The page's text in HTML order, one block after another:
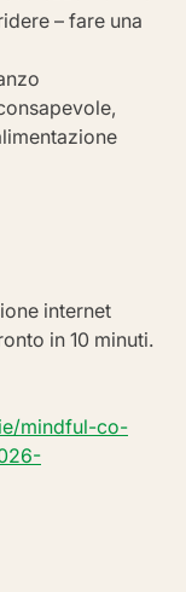
– fare una
internet
in 10 minuti.
mindful-co-